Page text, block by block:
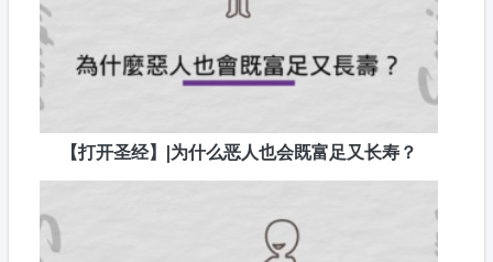
【打开圣经】|为什么恶人也会既富足又长寿？